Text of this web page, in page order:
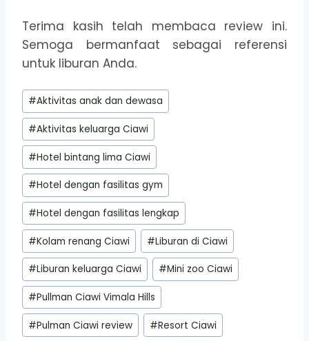
Terima kasih telah membaca review ini.
Semoga bermanfaat sebagai referensi
untuk liburan Anda.
Post
Tags:
#Aktivitas anak dan dewasa
#Aktivitas keluarga Ciawi
#Hotel bintang lima Ciawi
#Hotel dengan fasilitas gym
#Hotel dengan fasilitas lengkap
#Kolam renang Ciawi #Liburan di Ciawi
#Liburan keluarga Ciawi #Mini zoo Ciawi
#Pullman Ciawi Vimala Hills
#Pulman Ciawi review #Resort Ciawi